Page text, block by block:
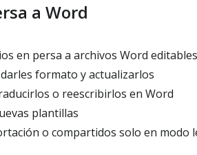
a Word
en persa a archivos Word editables
formato y actualizarlos
o reescribirlos en Word
plantillas
o compartidos solo en modo